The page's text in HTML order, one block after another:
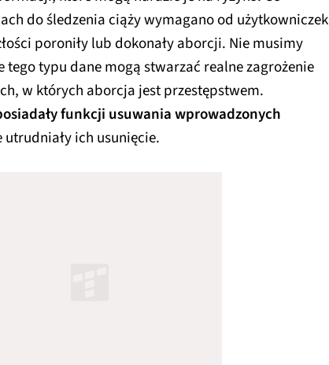
do śledzenia ciąży wymagano od użytkowniczek
poroniły lub dokonały aborcji. Nie musimy
typu dane mogą stwarzać realne zagrożenie
w których aborcja jest przestępstwem.
funkcji usuwania wprowadzonych
utrudniały ich usunięcie.